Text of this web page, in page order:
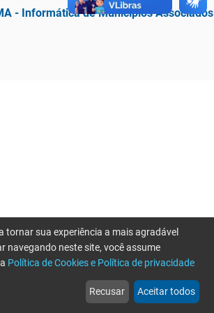
- Informática de Municípios Associados
web
Notícias
more_horiz
Mais
tornar sua experiência a mais agradável
navegando neste site, você assume
Política de Cookies e Política de privacidade
Recusar Aceitar todos
por favor tente novamente